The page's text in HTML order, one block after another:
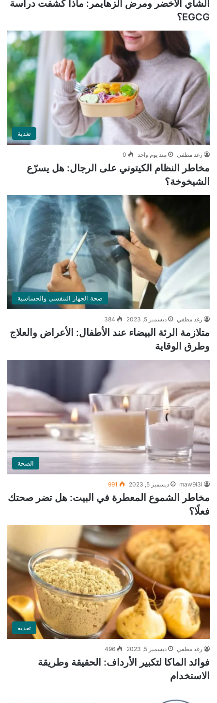
الشاي الأخضر ومرض ألزهايمر: ماذا كشفت دراسة
EGCG؟
تغذية
رغد مطفي منذ يوم واحد 0
مخاطر النظام الكيتوني على الرجال: هل يسرّع
الشيخوخة؟
صحة الجهاز التنفسي والحساسية
رغد مطفي ديسمبر 5, 2023 384
متلازمة الرئة البيضاء عند الأطفال: الأعراض والعلاج
وطرق الوقاية
الصحة
maw9i3i ديسمبر 5, 2023 991
مخاطر الشموع المعطرة في البيت: هل تضر صحتك
فعلًا؟
تغذية
رغد مطفي ديسمبر 5, 2023 496
فوائد الماكا لتكبير الأرداف: الحقيقة وطريقة
الاستخدام